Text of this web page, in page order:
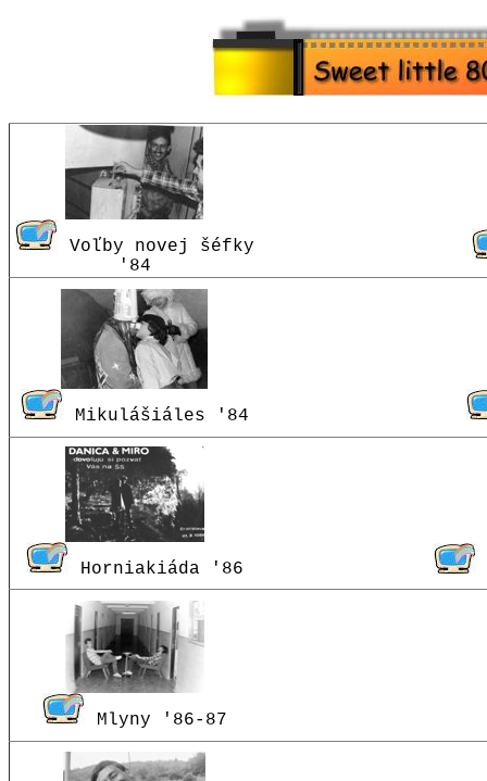
Voľby novej šéfky
'84
Mikulášiáles '84
Horniakiáda '86
Mlyny '86-87